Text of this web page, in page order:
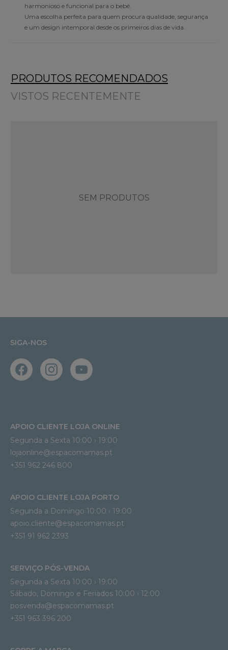
harmonioso e funcional para o bebé.
Uma escolha perfeita para quem procura qualidade, segurança
e um design intemporal desde os primeiros dias de vida.
PRODUTOS RECOMENDADOS
VISTOS RECENTEMENTE
SEM PRODUTOS
SIGA-NOS
APOIO CLIENTE LOJA ONLINE
Segunda a Sexta 10:00 › 19:00
lojaonline@espacomamas.pt
+351 962 246 800
APOIO CLIENTE LOJA PORTO
Segunda a Domingo 10:00 › 19:00
apoio.cliente@espacomamas.pt
+351 91 962 2393
SERVIÇO PÓS-VENDA
Segunda a Sexta 10:00 › 19:00
Sábado, Domingo e Feriados 10:00 › 12:00
posvenda@espacomamas.pt
+351 963 396 200